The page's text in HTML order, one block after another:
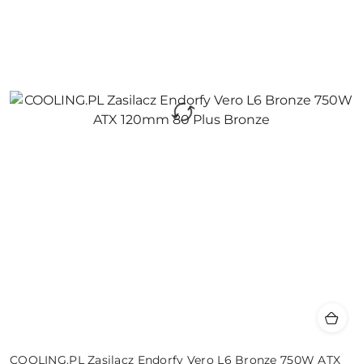
COOLING.PL Zasilacz Endorfy Vero L6 Bronze 750W ATX